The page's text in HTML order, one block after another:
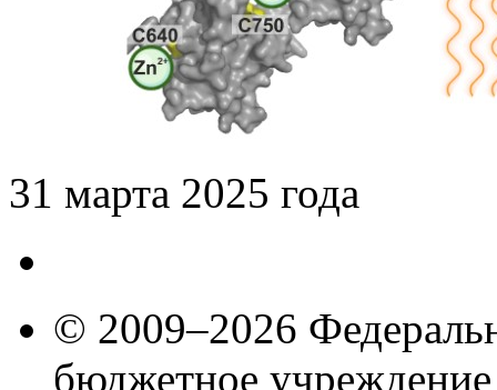
31 марта 2025 года
© 2009–2026
бюджетное